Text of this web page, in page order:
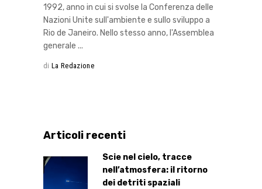
1992, anno in cui si svolse la Conferenza delle
Nazioni Unite sull'ambiente e sullo sviluppo a
Rio de Janeiro. Nello stesso anno, l'Assemblea
generale
di La Redazione
Articoli recenti
Scie nel cielo, tracce
nell’atmosfera: il ritorno
dei detriti spaziali